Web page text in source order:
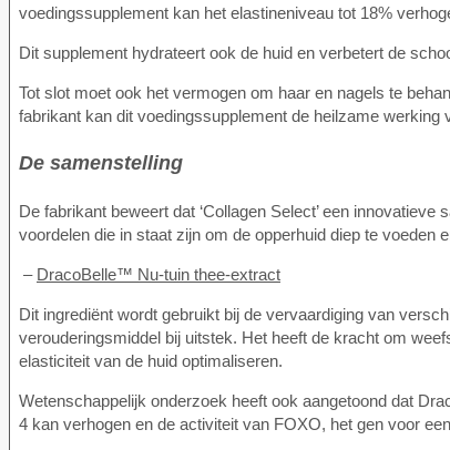
voedingssupplement kan het elastineniveau tot 18%
Dit supplement hydrateert ook de huid en verbetert de
Tot slot moet ook het vermogen om haar en nagels te
fabrikant kan dit voedingssupplement de heilzame
De samenstelling
De fabrikant beweert dat ‘Collagen Select’ een
voordelen die in staat zijn om de opperhuid diep te voeden
– DracoBelle™ Nu-tuin thee-extract
Dit ingrediënt wordt gebruikt bij de vervaardiging van
verouderingsmiddel bij uitstek. Het heeft de kracht om
elasticiteit van de huid optimaliseren.
Wetenschappelijk onderzoek heeft ook aangetoond dat
4 kan verhogen en de activiteit van FOXO, het gen voor